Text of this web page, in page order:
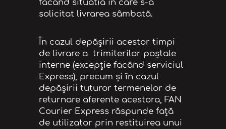
facand situatia în care s-a
solicitat livrarea sâmbată.
În cazul depăşirii acestor timpi
de livrare a trimiterilor poștale
interne (excepție facând serviciul
Express), precum și în cazul
depășirii tuturor termenelor de
returnare aferente acestora, FAN
Courier Express răspunde faţă
de utilizator prin restituirea unui